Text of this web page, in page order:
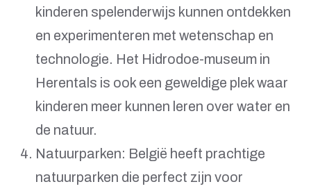
kinderen spelenderwijs kunnen ontdekken
en experimenteren met wetenschap en
technologie. Het Hidrodoe-museum in
Herentals is ook een geweldige plek waar
kinderen meer kunnen leren over water en
de natuur.
Natuurparken: België heeft prachtige
natuurparken die perfect zijn voor